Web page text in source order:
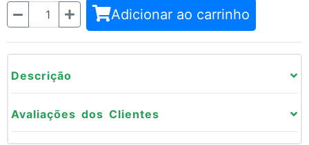
Quantidade Adicionar ao carrinho
Descrição
Avaliações dos Clientes